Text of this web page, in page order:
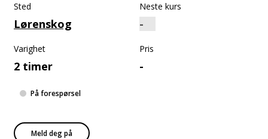
Sted
Lørenskog
Neste kurs
Varighet
2 timer
Pris
-
Meld deg på
På forespørsel